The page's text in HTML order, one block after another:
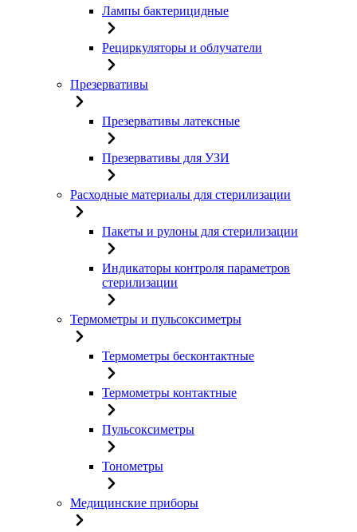
Лампы бактерицидные
Рециркуляторы и облучатели
Презервативы
Презервативы латексные
Презервативы для УЗИ
Расходные материалы для стерилизации
Пакеты и рулоны для стерилизации
Индикаторы контроля параметров
стерилизации
Термометры и пульсоксиметры
Термометры бесконтактные
Термометры контактные
Пульсоксиметры
Тонометры
Медицинские приборы